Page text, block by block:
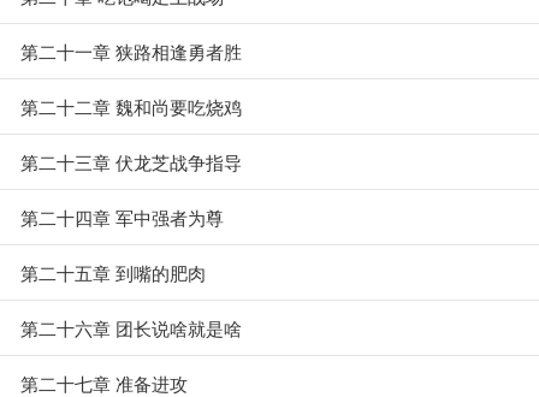
第二十一章 狭路相逢勇者胜
第二十二章 魏和尚要吃烧鸡
第二十三章 伏龙芝战争指导
第二十四章 军中强者为尊
第二十五章 到嘴的肥肉
第二十六章 团长说啥就是啥
第二十七章 准备进攻